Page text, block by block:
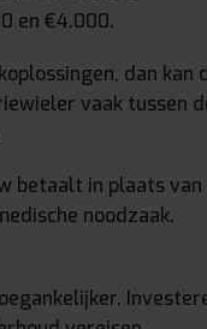
en €4.000.
dan kan
vaak tussen
betaalt in plaats van
noodzaak.